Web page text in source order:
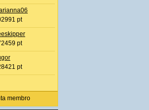
pt
pt
pt
membro